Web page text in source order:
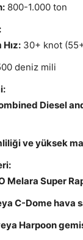
800-1.000 ton
30+ knot
deniz mili
Diesel
ve yüksek
Melara Super
C-Dome hava
Harpoon